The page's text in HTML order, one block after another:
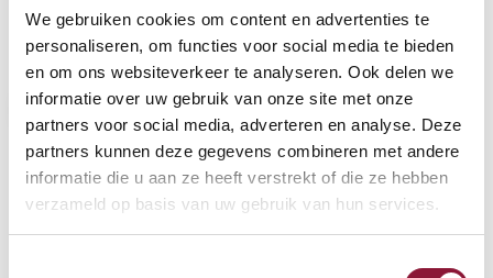
We gebruiken cookies om content en advertenties te
personaliseren, om functies voor social media te bieden
en om ons websiteverkeer te analyseren. Ook delen we
informatie over uw gebruik van onze site met onze
partners voor social media, adverteren en analyse. Deze
partners kunnen deze gegevens combineren met andere
informatie die u aan ze heeft verstrekt of die ze hebben
verzameld op basis van uw gebruik van hun services.
BODENKONTAKT
FUSSRING ?